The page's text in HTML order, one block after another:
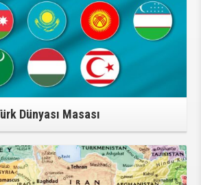
Dünyası Masası